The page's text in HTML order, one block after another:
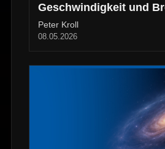
Geschwindigkeit und
einer Raumsonde
Peter Kroll
08.05.2026